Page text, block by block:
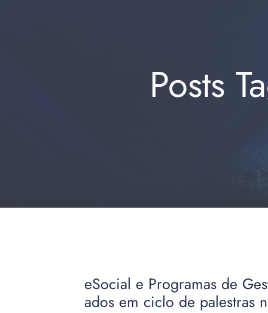
Posts
eSocial e Programas de
ados em ciclo de palestras